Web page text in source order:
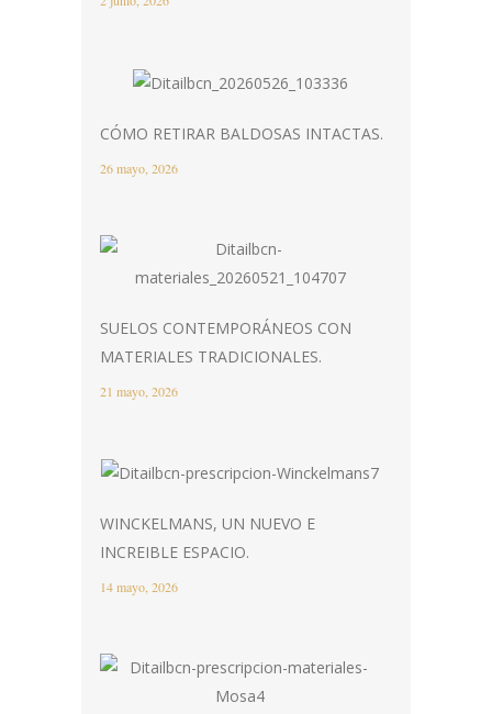
CÓMO RETIRAR BALDOSAS INTACTAS.
26 mayo, 2026
SUELOS CONTEMPORÁNEOS CON
MATERIALES TRADICIONALES.
21 mayo, 2026
WINCKELMANS, UN NUEVO E
INCREIBLE ESPACIO.
14 mayo, 2026